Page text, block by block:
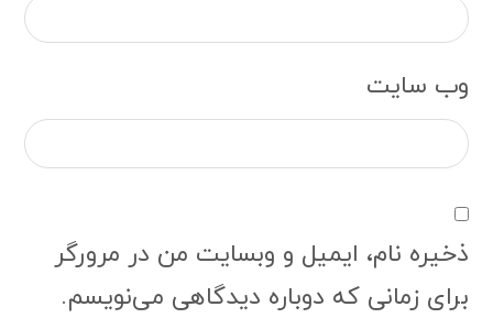
وب‌ سایت
ذخیره نام، ایمیل و وبسایت من در مرورگر
برای زمانی که دوباره دیدگاهی می‌نویسم.